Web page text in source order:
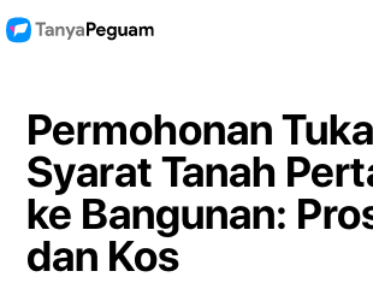
Permohonan
Syarat Tanah
ke Bangunan:
dan Kos